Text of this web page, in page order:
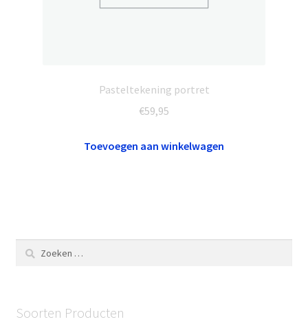
Pasteltekening portret
€59,95
Toevoegen aan winkelwagen
Zoeken
naar:
Soorten Producten